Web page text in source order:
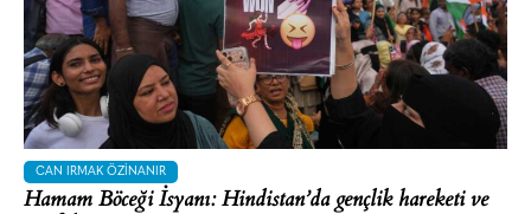
CAN IRMAK ÖZINANIR
Hamam Böceği İsyanı: Hindistan’da gençlik hareketi ve